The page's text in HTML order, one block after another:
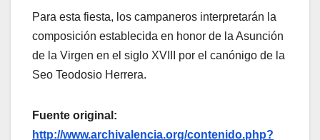
Para esta fiesta, los campaneros interpretarán la
composición establecida en honor de la Asunción
de la Virgen en el siglo XVIII por el canónigo de la
Seo Teodosio Herrera.
Fuente original:
http://www.archivalencia.org/contenido.php?